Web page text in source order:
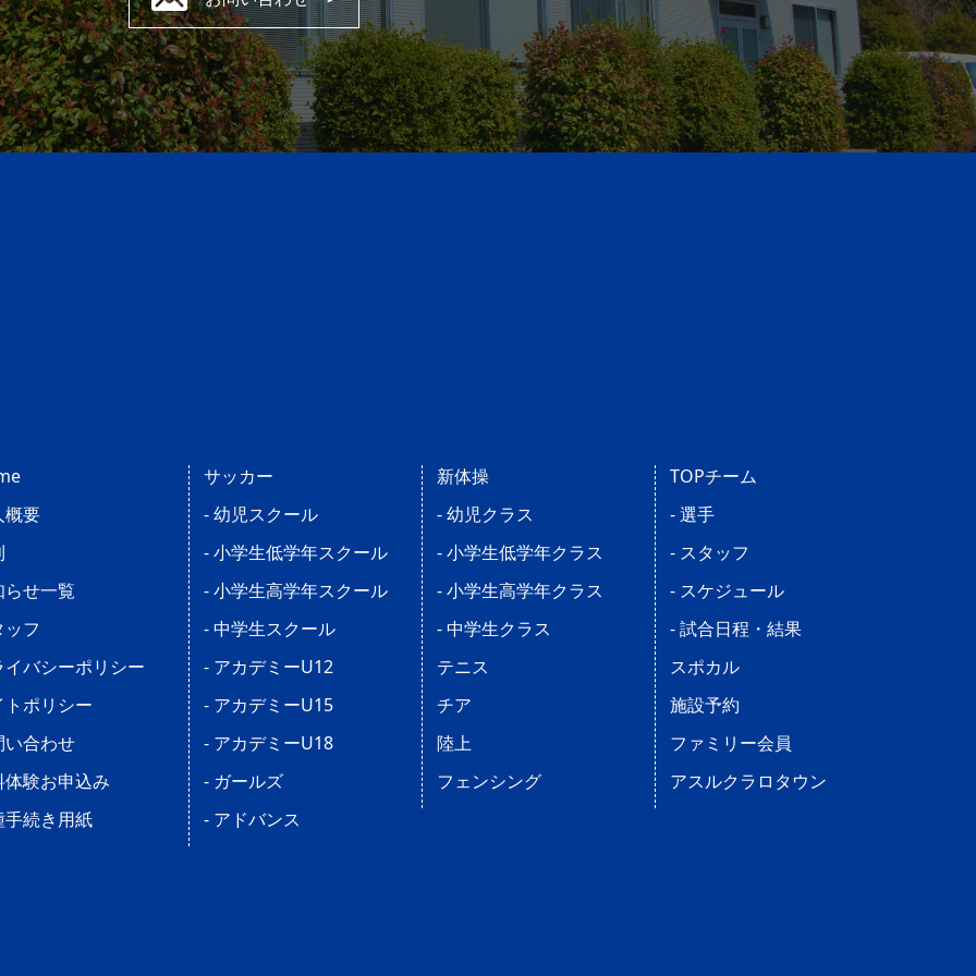
概要
らせ一覧
フ
イバシーポリシー
トポリシー
い合わせ
体験お申込み
手続き用紙
サッカー
- 幼児スクール
- 小学生低学年スクール
- 小学生高学年スクール
- 中学生スクール
- アカデミーU12
- アカデミーU15
- アカデミーU18
- ガールズ
- アドバンス
新体操
- 幼児クラス
- 小学生低学年クラス
- 小学生高学年クラス
- 中学生クラス
テニス
チア
陸上
フェンシング
TOPチーム
- 選手
- スタッフ
- スケジュール
- 試合日程・結果
スポカル
施設予約
ファミリー会員
アスルクラロタウン